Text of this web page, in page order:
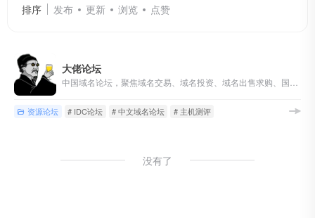
排序 发布 更新 浏览 点赞
大佬论坛
资源论坛 # IDC论坛 # 中文域名论坛 # 主机测评
没有了